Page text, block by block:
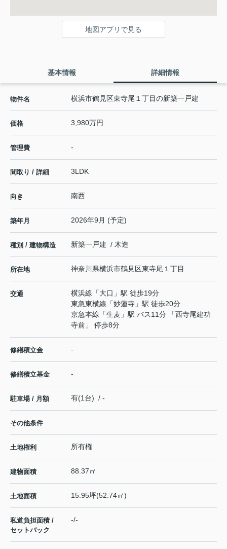
地図アプリで見る
基本情報 詳細情報
物件名 横浜市鶴見区東寺尾１丁目の新築一戸建
価格 3,980万円
管理費 -
間取り / 詳細 3LDK
向き 南西
築年月 2026年9月 (予定)
種別 / 建物構造 新築一戸建 / 木造
所在地 神奈川県横浜市鶴見区東寺尾 １丁目
交通 横浜線 「大口 」駅 徒歩19分
東急東横線 「妙蓮寺 」駅 徒歩20分
京急本線 「生麦 」駅 バス11分 「西寺尾建功
寺前」 停歩8分
修繕積立金 -
修繕積立基金 -
駐車場 / 月額 有(1台) / -
その他条件
土地権利 所有権
建物面積 88.37㎡
土地面積 15.95坪(52.74㎡)
私道負担面積 /
セットバック
-/-